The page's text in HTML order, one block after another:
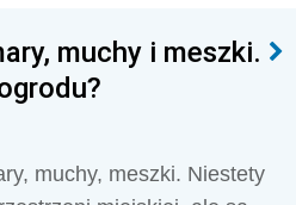
muchy i meszki.
muchy, meszki. Niestety